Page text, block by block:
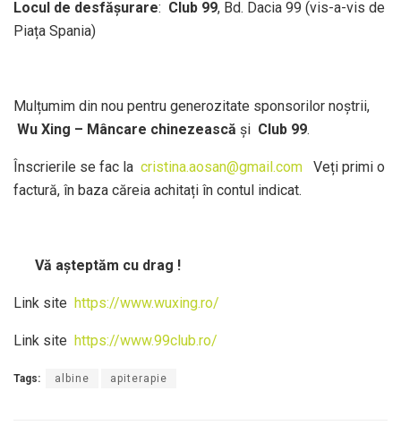
Locul de desfășurare: Club 99, Bd. Dacia 99 (vis-a-vis de
Piața Spania)
Mulțumim din nou pentru generozitate sponsorilor noștrii,
Wu Xing – Mâncare chinezească și Club 99.
Înscrierile se fac la cristina.aosan@gmail.com Veți primi o
factură, în baza căreia achitați în contul indicat.
Vă aşteptăm cu drag !
Link site https://www.wuxing.ro/
Link site https://www.99club.ro/
Tags: albine apiterapie